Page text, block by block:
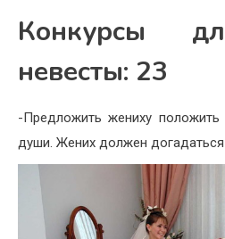
Конкурсы
невесты: 23
-Предложить жениху
души. Жених должен догадаться